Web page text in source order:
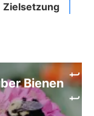
Zielsetzung
Bienen